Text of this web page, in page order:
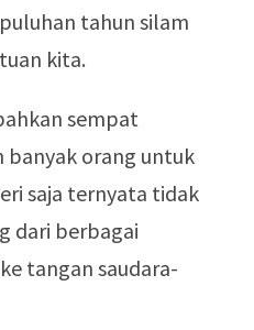
tahun silam
kita.
sempat
banyak orang untuk
saja ternyata tidak
dari berbagai
tangan saudara-